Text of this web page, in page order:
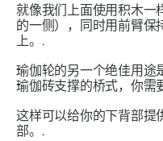
就像我们上面使用积木一
的一侧），同时用前臂保
上。.
瑜伽轮的另一个绝佳用途
瑜伽砖支撑的桥式，你需
这样可以给你的下背部提
部。.